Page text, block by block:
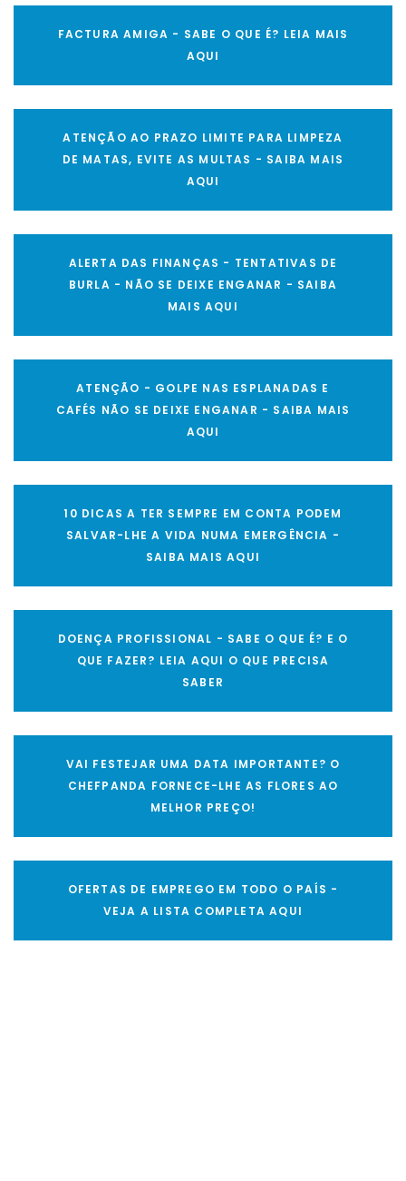
FACTURA AMIGA - SABE O QUE É? LEIA MAIS
AQUI
ATENÇÃO AO PRAZO LIMITE PARA LIMPEZA
DE MATAS, EVITE AS MULTAS - SAIBA MAIS
AQUI
ALERTA DAS FINANÇAS - TENTATIVAS DE
BURLA - NÃO SE DEIXE ENGANAR - SAIBA
MAIS AQUI
ATENÇÃO - GOLPE NAS ESPLANADAS E
CAFÉS NÃO SE DEIXE ENGANAR - SAIBA MAIS
AQUI
10 DICAS A TER SEMPRE EM CONTA PODEM
SALVAR-LHE A VIDA NUMA EMERGÊNCIA -
SAIBA MAIS AQUI
DOENÇA PROFISSIONAL - SABE O QUE É? E O
QUE FAZER? LEIA AQUI O QUE PRECISA
SABER
VAI FESTEJAR UMA DATA IMPORTANTE? O
CHEFPANDA FORNECE-LHE AS FLORES AO
MELHOR PREÇO!
OFERTAS DE EMPREGO EM TODO O PAÍS -
VEJA A LISTA COMPLETA AQUI